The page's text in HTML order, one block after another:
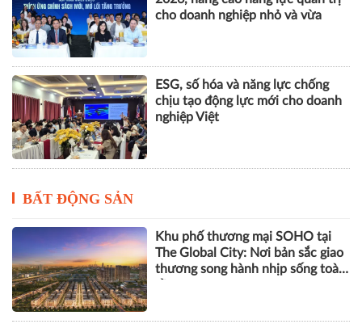
nghiệp Việt
BẤT ĐỘNG SẢN
Khu phố thương mại SOHO tại
Lộ diện dòng BĐS cao cấp tại Đà
Nẵng lọt tầm ngắm giới thượng
lưu